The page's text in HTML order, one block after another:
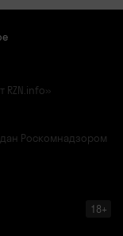
RZN.info»
Роскомнадзором
18+